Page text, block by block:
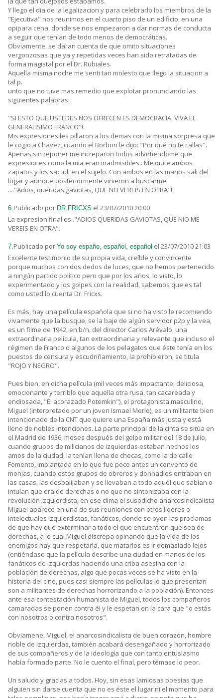
Y llego el dia de la legalizacion y para celebrarlo los miembros de la
"Ejecutiva" nos reunimos en el cuarto piso de un edificio, en una
opipara cena, donde se nos empezaron a dar normas de conducta
a seguir que tenian de todo menos de democráticas.
Obviamente, se daran cuenta de que omito situaciones
vergonzosas que ya y repetidas veces han sido retratadas de
forma magistal por el Dr. Rubiales.
Aquella misma noche me senti tan molesto que llego la situacion a
tal p.
unto que no tuve mas remedio que explotar pronunciando las
siguientes palabras:
"SI ESTO QUE USTEDES NOS OFRECEN ES DEMOCRACIA, VIVA EL
GENERALISIMO FRANCO"!.
Mis expresiones les pillaron a los demas con la misma sorpresa que
le cogio a Chavez, cuando el Borbon le dijo: "Por qué no te callas".
Apenas sin reponer me increparon todos advirtiendome que
expresiones como la mia eran inadmisibles.: Me quite ambos
zapatos y los sacudi en el sujelo. Con ambos en las manos sali del
lugar y aunque posteriormente vinieron a buscarme
...."Adios, queridas gaviotas, QUE NO VEREIS EN OTRA"!
6.Publicado por DR.FRICXS el 23/07/2010 20:00
La expresion final es.."ADIOS QUERIDAS GAVIOTAS, QUE NIO ME
VEREIS EN OTRA".
7.Publicado por Yo soy españo, español, español el 23/07/2010 21:03
Excelente testimonio de su propia vida, creíble y convincente
porque muchos con dos dedos de luces, que no hemos pertenecido
a ningún partido político pero que por los años, lo visto, lo
experimentado y los golpes con la realidad, sabemos que es tal
como usted lo cuenta Dr. Fricxs.
Es más, hay una película española que si no ha visto le recomiendo
vivamente que la busque, se la baje de algún servidor p2p y la vea,
es un filme de 1942, en b/n, del director Carlos Arévalo, una
extraordinaria película, tan extraordinaria y relevante que incluso el
régimen de Franco o algunos de los pelagatos que éste tenía en los
puestos de censura y escudriñamiento, la prohibieron; se titula
"ROJO Y NEGRO".
Pues bien, en dicha película (mil veces más impactante, deliciosa,
emocionante y terrible que aquella otra rusa, tan cacareada y
endiosada, "El acorazado Potemkin"), el protagonista masculino,
Miguel (interpretado por un joven Ismael Merlo), es un militante bien
intencionado de la CNT que quiere una España más justa y está
lleno de nobles intenciones. La parte principal de la cinta se sitúa en
el Madrid de 1936, meses después del golpe militar del 18 de julio,
cuando grupos de milicianos de izquierdas estaban hechos los
amos de la ciudad, la tenían llena de checas, como la de calle
Fomento, implantada en lo que fue poco antes un convento de
monjas, cuando estos grupos de obreros y donnadies entraban en
las casas, las desbalijaban y se llevaban a todo aquél que sabían o
intuían que era de derechas o no que no sintonizaba con la
revolución izquierdista, en ese clima el susodicho anarcosindicalista
Miguel aparece en una de sus reuniones con otros líderes o
intelectuales izquierdistas, fanáticos, donde se oyen las proclamas
de que hay que exterminar a todo el que encuentren que sea de
derechas, a lo cual Miguel discrepa opinando que la vida de los
enemigos hay que respetarla, que matarlos es ir demasiado lejos
(entiéndase que la película describe una ciudad en manos de los
fanáticos de izquierdas haciendo una criba asesina con la
población de derechas, algo que pocas veces se ha visto en la
historia del cine, pues casi siempre las películas lo que presentan
son a militantes de derechas horrorizando a la población). Entonces
ante esa contestación humanista de Miguel, todos los compañeros
camaradas se ponen contra él y le espetan en la cara que "o estás
con nosotros o contra nosotros".
Obviamene, Miguel, el anarcosindicalista de buen corazón, hombre
noble de izquierdas, también acabará desengañado y horrorizado
de sus compañeros y de la ideología que con tanto entusiasmo
había formado parte. No le cuento el final, pero témase lo peor.
Un saludo y gracias a todos. Hoy, sin esas lamiosas poesías que
alguien sin darse cuenta que no es éste el lugar ni el momento para